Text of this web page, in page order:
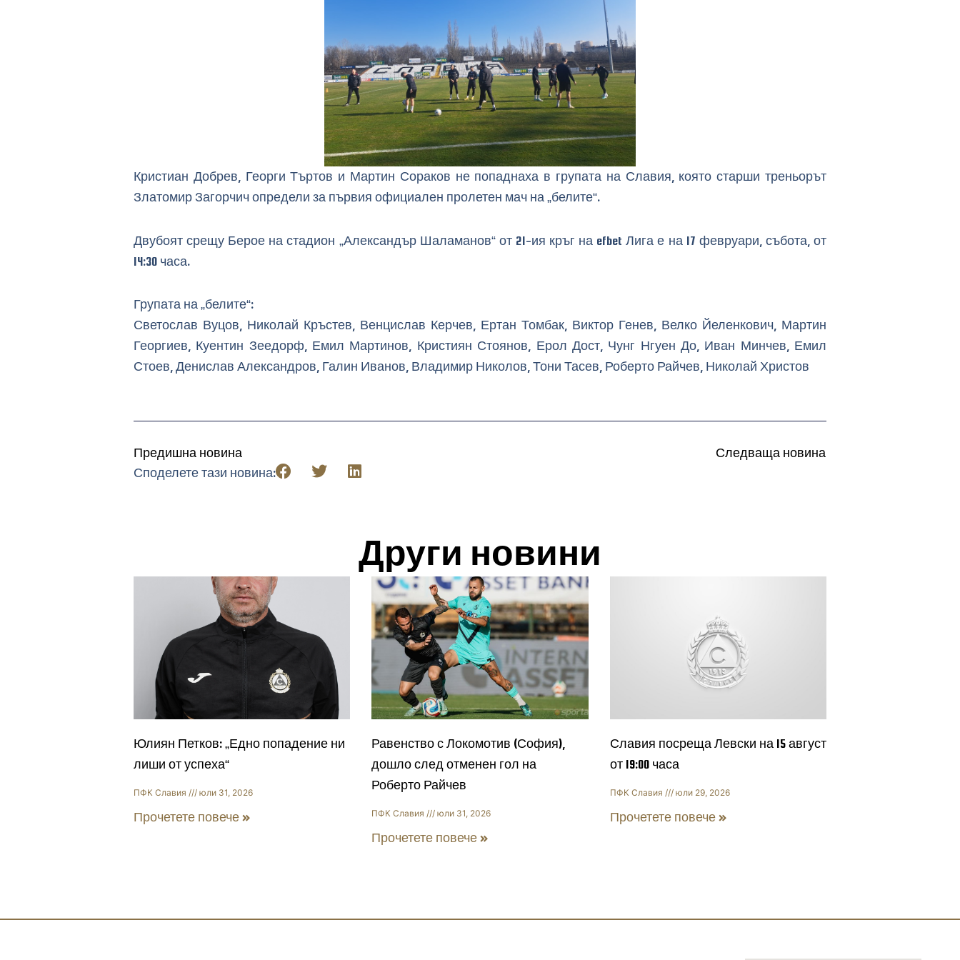
Кристиан Добрев, Георги Търтов и Мартин Сораков не попаднаха в групата на Славия, която старши треньорът
Златомир Загорчич определи за първия официален пролетен мач на „белите“.
Двубоят срещу Берое на стадион „Александър Шаламанов“ от 21-ия кръг на efbet Лига е на 17 февруари, събота, от
14:30 часа.
Групата на „белите“:
Светослав Вуцов, Николай Кръстев, Венцислав Керчев, Ертан Томбак, Виктор Генев, Велко Йеленкович, Мартин
Георгиев, Куентин Зеедорф, Емил Мартинов, Кристиян Стоянов, Ерол Дост, Чунг Нгуен До, Иван Минчев, Емил
Стоев, Денислав Александров, Галин Иванов, Владимир Николов, Тони Тасев, Роберто Райчев, Николай Христов
Предишна новина
Следваща новина
Споделете тази новина:
Други новини
Юлиян Петков: „Едно попадение ни
лиши от успеха“
ПФК Славия юли 31, 2026
Прочетете повече »
Равенство с Локомотив (София),
дошло след отменен гол на
Роберто Райчев
ПФК Славия юли 31, 2026
Прочетете повече »
Славия посреща Левски на 15 август
от 19:00 часа
ПФК Славия юли 29, 2026
Прочетете повече »